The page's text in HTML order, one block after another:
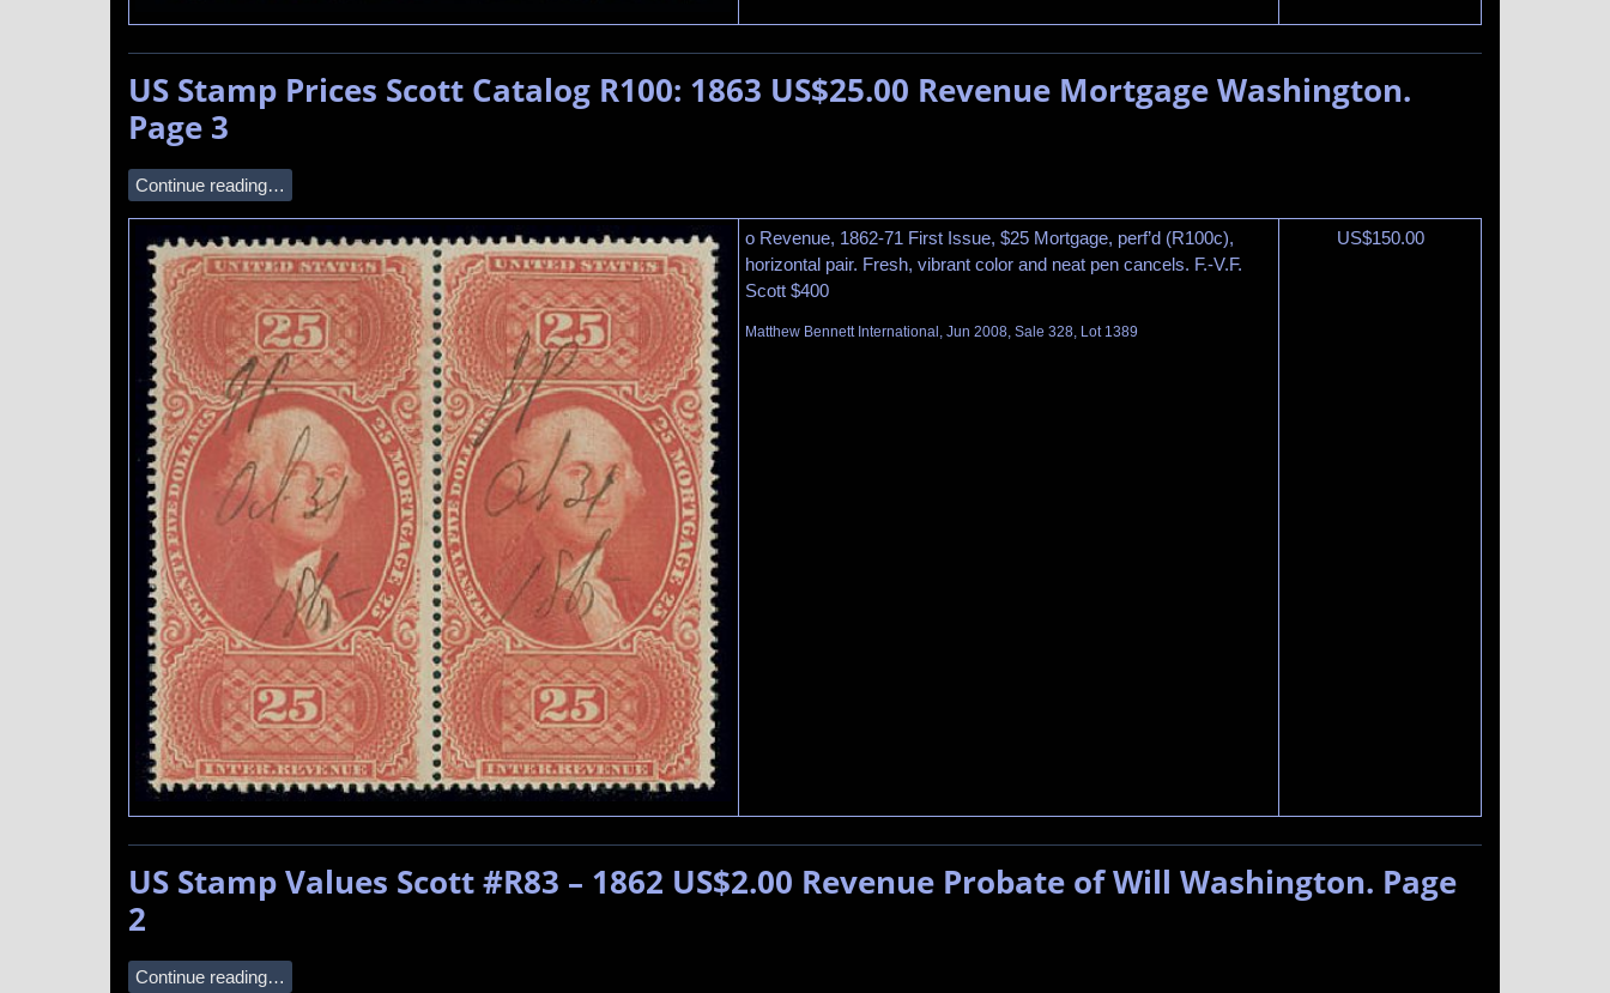
US Stamp Prices Scott Catalog R100: 1863 US$25.00 Revenue Mortgage Washington.
Page 3
Continue reading…
o Revenue, 1862-71 First Issue, $25 Mortgage, perf’d (R100c),
horizontal pair. Fresh, vibrant color and neat pen cancels. F.-V.F.
Scott $400
Matthew Bennett International, Jun 2008, Sale 328, Lot 1389
US$150.00
US Stamp Values Scott #R83 – 1862 US$2.00 Revenue Probate of Will Washington. Page
2
Continue reading…